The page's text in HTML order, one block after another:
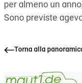
per almeno un
Sono previste
Torna alla